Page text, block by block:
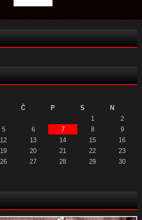
Č P S
N
1
2
5 6 7 8
9
12 13 14 15
16
19 20 21 22
23
26 27 28 29
30